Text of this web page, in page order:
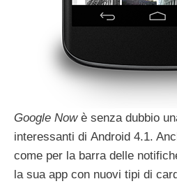
Google Now è senza dubbio
interessanti di Android 4.1.
come per la barra delle
la sua app con nuovi tipi di